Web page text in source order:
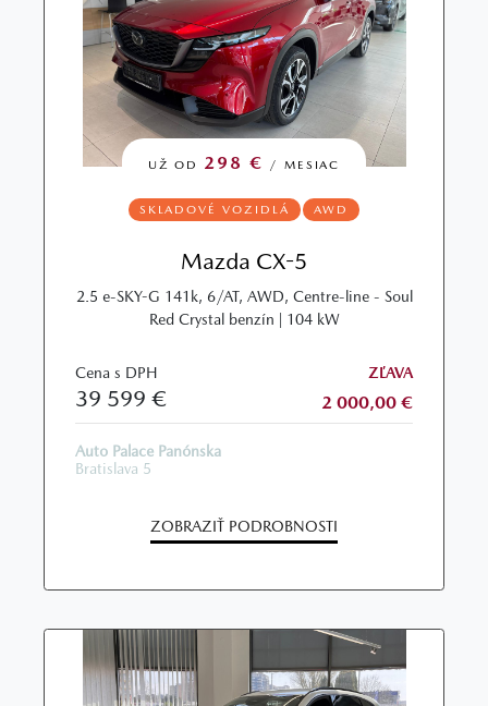
UŽ OD 298 € / MESIAC
SKLADOVÉ VOZIDLÁ AWD
Mazda CX-5
2.5 e-SKY-G 141k, 6/AT, AWD, Centre-line - Soul
Red Crystal benzín | 104 kW
Cena s DPH
39 599 €
ZĽAVA
2 000,00 €
Auto Palace Panónska
Bratislava 5
ZOBRAZIŤ PODROBNOSTI